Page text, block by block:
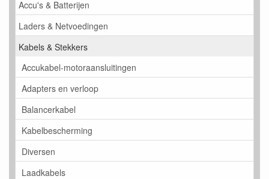
Accu's & Batterijen
Laders & Netvoedingen
Kabels & Stekkers
Accukabel-motoraansluitingen
Adapters en verloop
Balancerkabel
Kabelbescherming
Diversen
Laadkabels